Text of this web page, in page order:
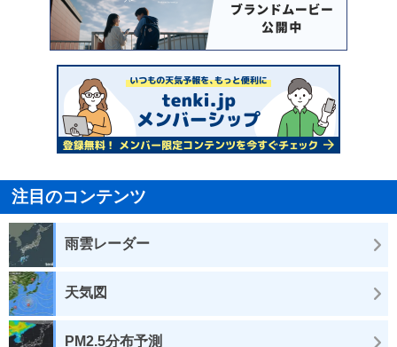
注目のコンテンツ
雨雲レーダー
天気図
PM2.5分布予測